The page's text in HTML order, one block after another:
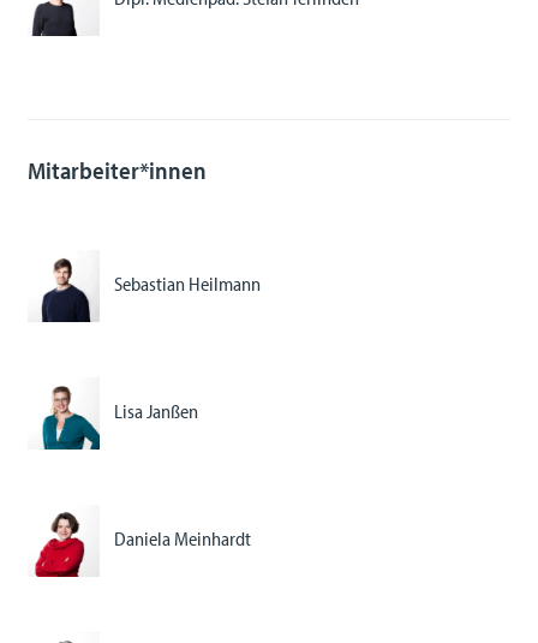
Mitarbeiter*innen
Sebastian Heilmann
Lisa Janßen
Daniela Meinhardt